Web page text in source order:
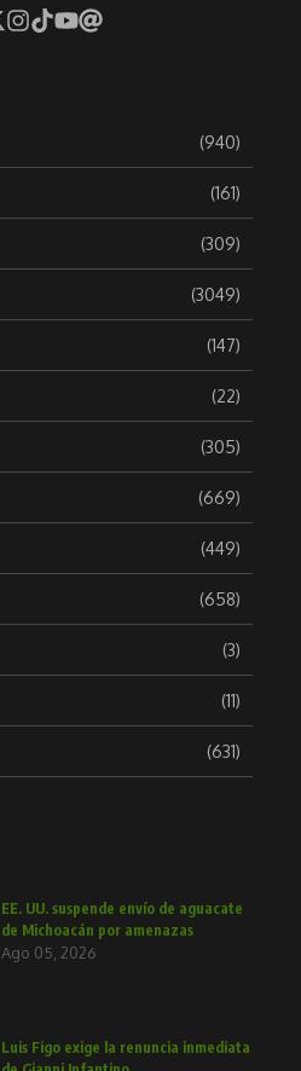
(940)
(161)
(309)
(3049)
(147)
(22)
(305)
(669)
(449)
(658)
(3)
(11)
(631)
EE. UU. suspende envío de aguacate
de Michoacán por amenazas
Ago 05, 2026
Luis Figo exige la renuncia inmediata